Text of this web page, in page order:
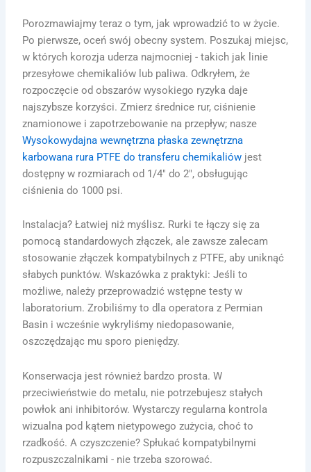
Porozmawiajmy teraz o tym, jak wprowadzić to w życie.
Po pierwsze, oceń swój obecny system. Poszukaj miejsc,
w których korozja uderza najmocniej - takich jak linie
przesyłowe chemikaliów lub paliwa. Odkryłem, że
rozpoczęcie od obszarów wysokiego ryzyka daje
najszybsze korzyści. Zmierz średnice rur, ciśnienie
znamionowe i zapotrzebowanie na przepływ; nasze
Wysokowydajna wewnętrzna płaska zewnętrzna
karbowana rura PTFE do transferu chemikaliów jest
dostępny w rozmiarach od 1/4″ do 2″, obsługując
ciśnienia do 1000 psi.
Instalacja? Łatwiej niż myślisz. Rurki te łączy się za
pomocą standardowych złączek, ale zawsze zalecam
stosowanie złączek kompatybilnych z PTFE, aby uniknąć
słabych punktów. Wskazówka z praktyki: Jeśli to
możliwe, należy przeprowadzić wstępne testy w
laboratorium. Zrobiliśmy to dla operatora z Permian
Basin i wcześnie wykryliśmy niedopasowanie,
oszczędzając mu sporo pieniędzy.
Konserwacja jest również bardzo prosta. W
przeciwieństwie do metalu, nie potrzebujesz stałych
powłok ani inhibitorów. Wystarczy regularna kontrola
wizualna pod kątem nietypowego zużycia, choć to
rzadkość. A czyszczenie? Spłukać kompatybilnymi
rozpuszczalnikami - nie trzeba szorować.